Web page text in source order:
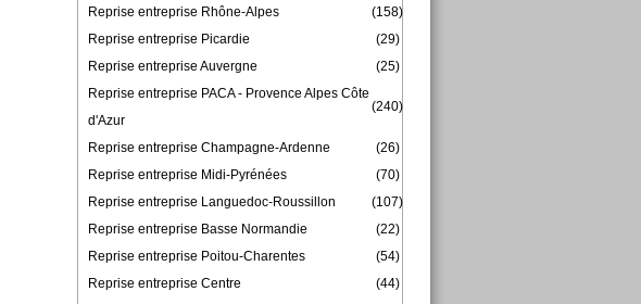
Reprise entreprise Rhône-Alpes
(158)
Reprise entreprise Picardie
(29)
Reprise entreprise Auvergne
(25)
Reprise entreprise PACA - Provence Alpes Côte
d'Azur
(240)
Reprise entreprise Champagne-Ardenne
(26)
Reprise entreprise Midi-Pyrénées
(70)
Reprise entreprise Languedoc-Roussillon
(107)
Reprise entreprise Basse Normandie
(22)
Reprise entreprise Poitou-Charentes
(54)
Reprise entreprise Centre
(44)